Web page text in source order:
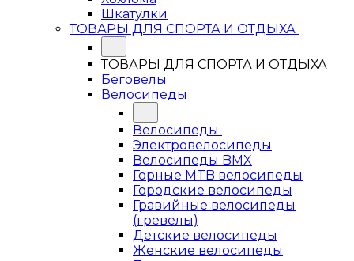
Шкатулки
ТОВАРЫ ДЛЯ СПОРТА И ОТДЫХА
ТОВАРЫ ДЛЯ СПОРТА И ОТДЫХА
Беговелы
Велосипеды
Велосипеды
Электровелосипеды
Велосипеды BMX
Горные MTB велосипеды
Городские велосипеды
Гравийные велосипеды
(гревелы)
Детские велосипеды
Женские велосипеды